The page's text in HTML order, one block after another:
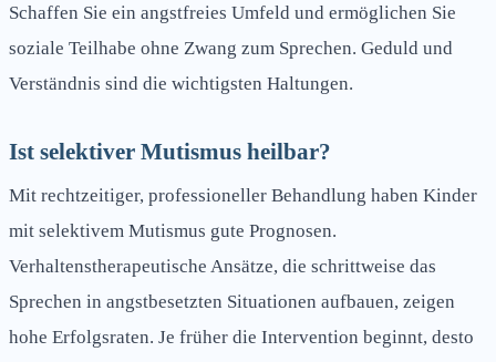
Schaffen Sie ein angstfreies Umfeld und ermöglichen Sie
soziale Teilhabe ohne Zwang zum Sprechen. Geduld und
Verständnis sind die wichtigsten Haltungen.
Ist selektiver Mutismus heilbar?
Mit rechtzeitiger, professioneller Behandlung haben Kinder
mit selektivem Mutismus gute Prognosen.
Verhaltenstherapeutische Ansätze, die schrittweise das
Sprechen in angstbesetzten Situationen aufbauen, zeigen
hohe Erfolgsraten. Je früher die Intervention beginnt, desto